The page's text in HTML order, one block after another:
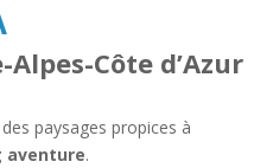
Côte d’Azur
paysages propices à
aventure.